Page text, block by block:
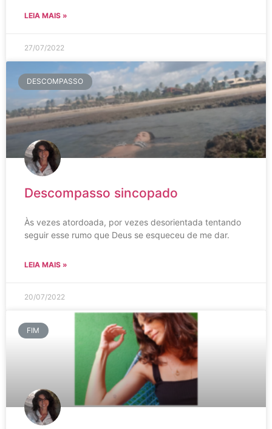
LEIA MAIS »
27/07/2022
DESCOMPASSO
Descompasso sincopado
Às vezes atordoada, por vezes desorientada tentando
seguir esse rumo que Deus se esqueceu de me dar.
LEIA MAIS »
20/07/2022
FIM